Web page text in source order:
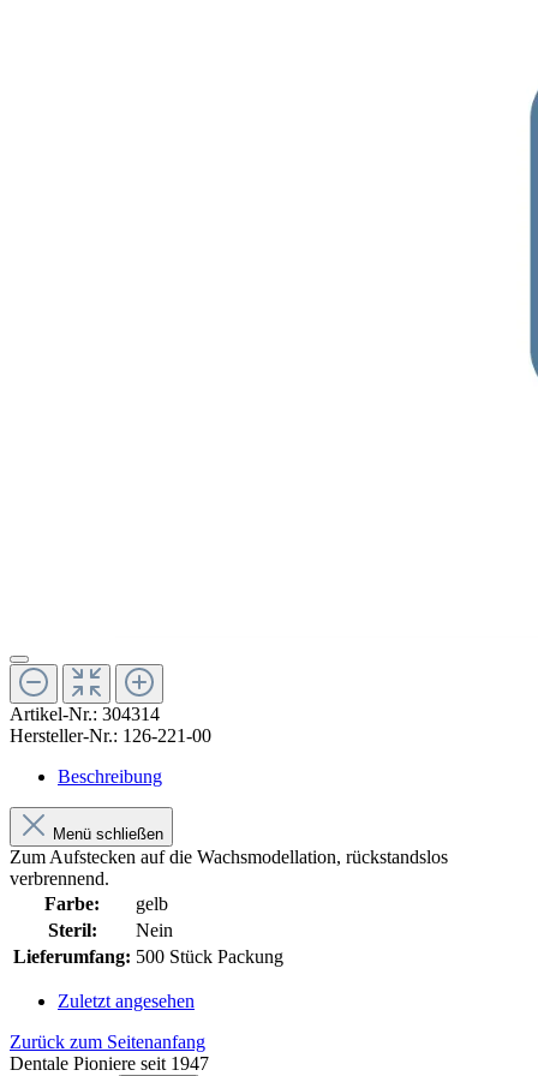
Artikel-Nr.: 304314
Hersteller-Nr.: 126-221-00
Beschreibung
Menü schließen
Zum Aufstecken auf die Wachsmodellation, rückstandslos
verbrennend.
Farbe:
gelb
Steril:
Nein
Lieferumfang: 500 Stück Packung
Zuletzt angesehen
Zurück zum Seitenanfang
Dentale Pioniere seit 1947